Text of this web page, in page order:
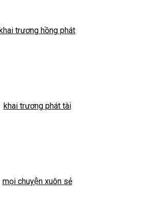
khai trương hồng phát
khai trương phát tài
mọi chuyện xuôn sẻ